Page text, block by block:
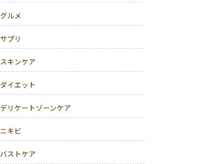
グルメ
サプリ
スキンケア
ダイエット
デリケートゾーンケア
ニキビ
バストケア